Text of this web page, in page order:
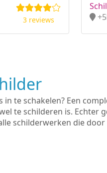
3 reviews
in te schakelen? Een
te schilderen is. Echter
schilderwerken die